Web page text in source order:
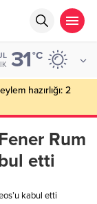
31°C
hazırlığı: 2
Rum
etti
kabul etti